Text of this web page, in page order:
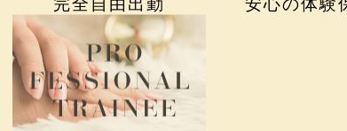
完全自由出勤 安心の体験